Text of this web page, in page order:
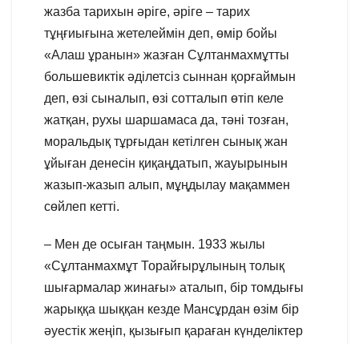
жазба тарихын әріге, әріге – тарих
тұңғиығына жетелеймін деп, өмір бойы
«Алаш ұранын» жазған Сұлтанмахмұтты
большевиктік әділетсіз сыннан қорғаймын
деп, өзі сыналып, өзі сотталып өтіп келе
жатқан, рухы шаршамаса да, тәні тозған,
моральдық тұрғыдан кетілген сынық жан
ұйыған денесін қиқаңдатып, жауырынын
жазып-жазып алып, мұңдылау мақаммен
сөйлеп кетті.
– Мен де осыған таңмын. 1933 жылы
«Сұлтанмахмұт Торайғырұлының толық
шығармалар жинағы» аталып, бір томдығы
жарыққа шыққан кезде Мансұрдан өзім бір
әуестік жеңіп, қызығып қараған күнделіктер